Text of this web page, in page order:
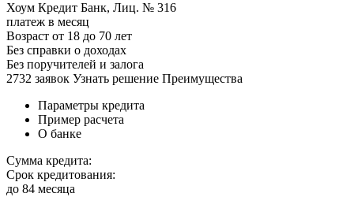
Хоум Кредит Банк, Лиц. № 316
платеж в месяц
Возраст от 18 до 70 лет
Без справки о доходах
Без поручителей и залога
2732 заявок Узнать решение Преимущества
Параметры кредита
Пример расчета
О банке
Сумма кредита:
Срок кредитования:
до 84 месяца